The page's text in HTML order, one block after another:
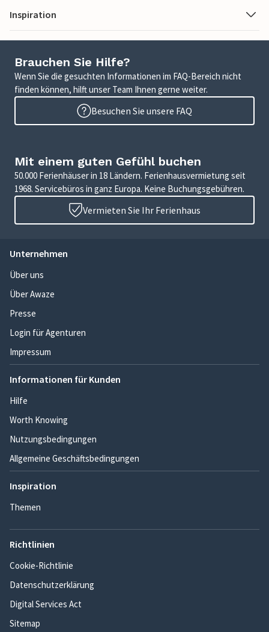
Inspiration
Brauchen Sie Hilfe?
Wenn Sie die gesuchten Informationen im FAQ-Bereich nicht
finden können, hilft unser Team Ihnen gerne weiter.
Besuchen Sie unsere FAQ
Mit einem guten Gefühl buchen
50.000 Ferienhäuser in 18 Ländern. Ferienhausvermietung seit
1968. Servicebüros in ganz Europa. Keine Buchungsgebühren.
Vermieten Sie Ihr Ferienhaus
Unternehmen
Über uns
Über Awaze
Presse
Login für Agenturen
Impressum
Informationen für Kunden
Hilfe
Worth Knowing
Nutzungsbedingungen
Allgemeine Geschäftsbedingungen
Inspiration
Themen
Richtlinien
Cookie-Richtlinie
Datenschutzerklärung
Digital Services Act
Sitemap